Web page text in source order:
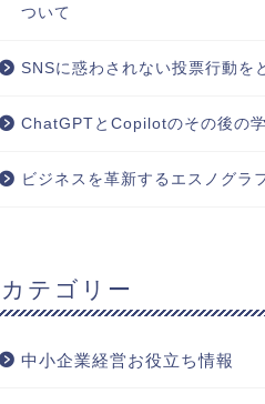
ついて
SNSに惑わされない投票行動を
ChatGPTとCopilotのその後の
ビジネスを革新するエスノグラ
カテゴリー
中小企業経営お役立ち情報